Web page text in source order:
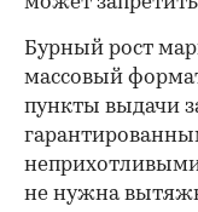
Бурный рост
массовый
пункты выдачи
не нужна